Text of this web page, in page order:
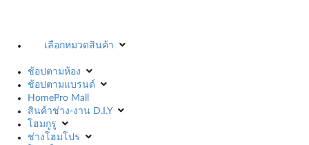
เลือกหมวดสินค้า
ช้อปตามห้อง
ช้อปตามแบรนด์
HomePro Mall
สินค้าช่าง-งาน D.I.Y
โฮมกูรู
ช่างโฮมโปร